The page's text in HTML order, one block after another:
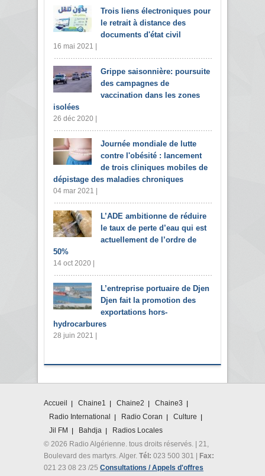
Trois liens électroniques pour
le retrait à distance des
documents d'état civil
16 mai 2021 |
Grippe saisonnière: poursuite
des campagnes de
vaccination dans les zones
isolées
26 déc 2020 |
Journée mondiale de lutte
contre l'obésité : lancement
de trois cliniques mobiles de
dépistage des maladies chroniques
04 mar 2021 |
L’ADE ambitionne de réduire
le taux de perte d’eau qui est
actuellement de l’ordre de
50%
14 oct 2020 |
L’entreprise portuaire de Djen
Djen fait la promotion des
exportations hors-
hydrocarbures
28 juin 2021 |
Accueil Chaine1 Chaine2
Chaine3
Radio International
Radio Coran
Culture
Jil FM
Bahdja
Radios Locales
© 2026 Radio Algérienne. tous droits réservés. | 21,
Boulevard des martyrs. Alger. Tél: 023 500 301 | Fax:
021 23 08 23 /25 Consultations / Appels d'offres